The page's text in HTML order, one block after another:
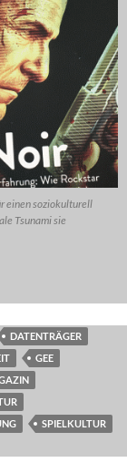
einen soziokulturell
Tsunami sie
DATENTRÄGER
GEE
SPIELKULTUR